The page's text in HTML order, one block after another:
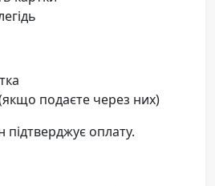
подаєте через них)
підтверджує оплату.